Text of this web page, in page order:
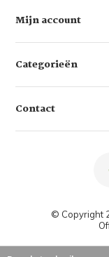
Mijn account
Categorieën
Contact
© Copyright